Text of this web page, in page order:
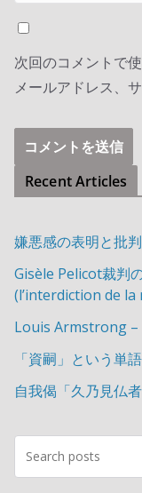
次回のコメントで
メールアドレス、
Recent Articles
嫌悪感の表明と批判
Gisèle Pelicot裁判
(l’interdiction de
Louis Armstrong –
「資嗣」という単
自我偈「久乃見仏